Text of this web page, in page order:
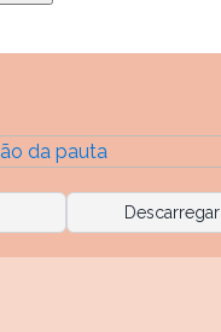
Descarregar